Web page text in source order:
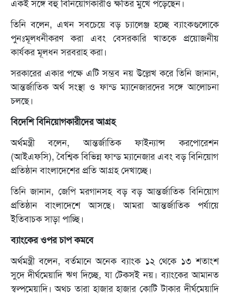
একই সঙ্গে বহু বিনিয়োগকারীও ক্ষতির মুখে পড়েছেন।
তিনি বলেন, এখন সবচেয়ে বড় চ্যালেঞ্জ হচ্ছে ব্যাংকগুলোকে
পুনঃমূলধনীকরণ করা এবং বেসরকারি খাতকে প্রয়োজনীয়
কার্যকর মূলধন সরবরাহ করা।
সরকারের একার পক্ষে এটি সম্ভব নয় উল্লেখ করে তিনি জানান,
আন্তর্জাতিক অর্থ সংস্থা ও ফান্ড ম্যানেজারদের সঙ্গে আলোচনা
চলছে।
বিদেশি বিনিয়োগকারীদের আগ্রহ
অর্থমন্ত্রী বলেন, আন্তর্জাতিক ফাইন্যান্স করপোরেশন
(আইএফসি), বৈশ্বিক বিভিন্ন ফান্ড ম্যানেজার এবং বড় বিনিয়োগ
প্রতিষ্ঠান বাংলাদেশের প্রতি আগ্রহ দেখাচ্ছে।
তিনি জানান, জেপি মরগানসহ বড় বড় আন্তর্জাতিক বিনিয়োগ
প্রতিষ্ঠান বাংলাদেশে আসছে। আমরা আন্তর্জাতিক পর্যায়ে
ইতিবাচক সাড়া পাচ্ছি।
ব্যাংকের ওপর চাপ কমবে
অর্থমন্ত্রী বলেন, বর্তমানে অনেক ব্যাংক ১২ থেকে ১৩ শতাংশ
সুদে দীর্ঘমেয়াদি ঋণ দিচ্ছে, যা টেকসই নয়। ব্যাংকের আমানত
স্বল্পমেয়াদি। অথচ তারা হাজার হাজার কোটি টাকার দীর্ঘমেয়াদি